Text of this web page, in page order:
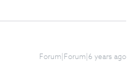
Forum|Forum|6 years ago